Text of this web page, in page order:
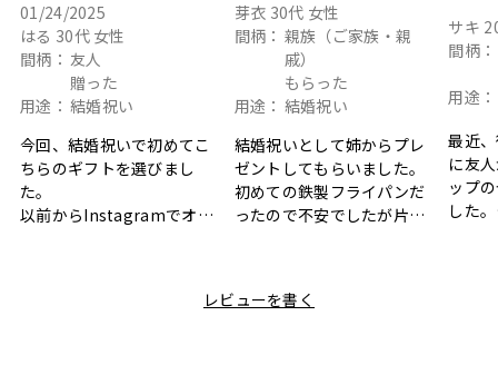
01/24/2025
はる 30代 女性
間柄： 友人
贈った
用途： 結婚祝い
今回、結婚祝いで初めてこ
ちらのギフトを選びまし
た。
以前からInstagramでオシ
と大好きなカレーのセット
芽衣 30代 女性
間柄： 親族（ご家族・親
戚）
もらった
用途： 結婚祝い
結婚祝いとして姉からプレ
ゼントしてもらいました。
初めての鉄製フライパンだ
ったので不安でしたが片手
利です。洗い物も減って一
サキ
間柄：
用途：
最近
に友
ップ
した。
レビューを書く